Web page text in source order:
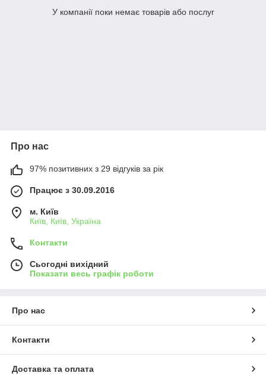
У компанії поки немає товарів або послуг
Про нас
97% позитивних з 29 відгуків за рік
Працює з 30.09.2016
м. Київ
Київ, Київ, Україна
Контакти
Сьогодні вихідний
Показати весь графік роботи
Про нас
Контакти
Доставка та оплата